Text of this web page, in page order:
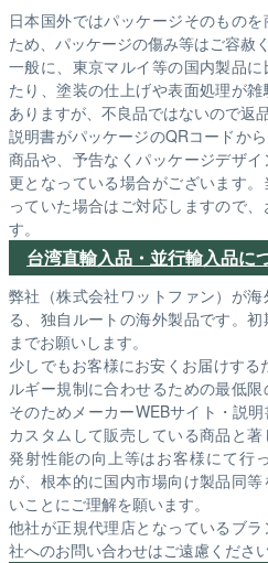
日本国外ではパッケージそのもの
ため、パッケージの傷み等はご容赦
一般に、東京マルイ等の国内製品
たり、塗装の仕上げや表面処理が
ありますが、不良品ではないので返
説明書がパッケージのQRコードか
商品や、予告なくパッケージデザ
更となっている場合がございます
っていた場合はご対応しますので
す。
台湾直輸入品・並行輸入品に
弊社（株式会社ワットファン）が
る、独自ルートの海外製品です。
までお願いします。
少しでもお客様にお安くお届けす
ルギー規制に合わせるための最低限
そのためメーカーWEBサイト・説
カスタムして販売している商品と著
発射性能の向上等はお客様にて行
が、根本的に国内市場向け製品同
いことにご理解を願います。
他社が正規代理店となっているブ
社へのお問い合わせはご遠慮ください